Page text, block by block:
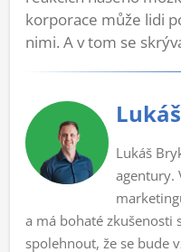
korporace může lidi
nimi. A v tom se
Lukáš
agentury.
a má bohaté zkušenosti
spolehnout, že se bude